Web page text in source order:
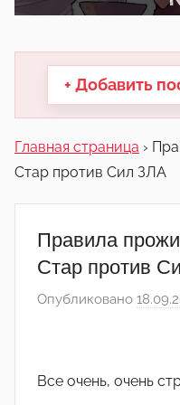
другие.
+ Добавить
Главная страница ›
Стар против Сил ЗЛА
Правила
Стар против
Опубликовано
Все очень, очень